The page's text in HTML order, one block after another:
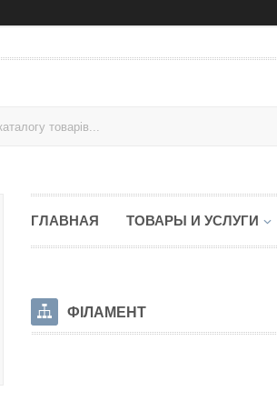
ГЛАВНАЯ ТОВАРЫ И УСЛУГИ
ФІЛАМЕНТ